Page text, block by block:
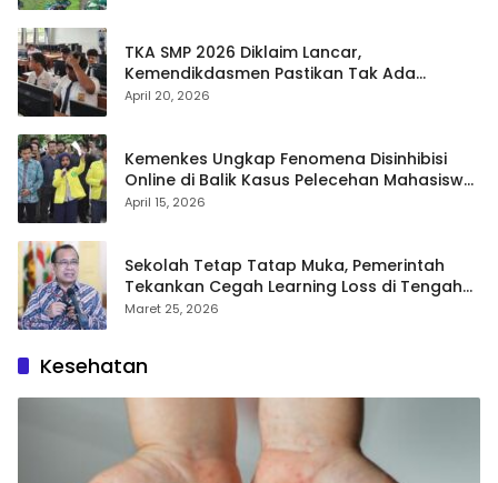
TKA SMP 2026 Diklaim Lancar,
Kemendikdasmen Pastikan Tak Ada
Kebocoran Soal
April 20, 2026
Kemenkes Ungkap Fenomena Disinhibisi
Online di Balik Kasus Pelecehan Mahasiswa
FH UI
April 15, 2026
Sekolah Tetap Tatap Muka, Pemerintah
Tekankan Cegah Learning Loss di Tengah
Krisis Global
Maret 25, 2026
Kesehatan